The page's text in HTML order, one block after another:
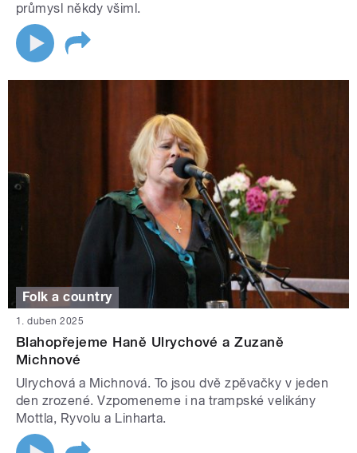
průmysl někdy všiml.
Folk a country
1. duben 2025
Blahopřejeme Haně Ulrychové a Zuzaně
Michnové
Ulrychová a Michnová. To jsou dvě zpěvačky v jeden
den zrozené. Vzpomeneme i na trampské velikány
Mottla, Ryvolu a Linharta.